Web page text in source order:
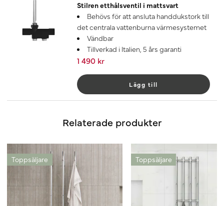
Stilren etthålsventil i mattsvart
Behövs för att ansluta handdukstork till
det centrala vattenburna värmesystemet
Vändbar
Tillverkad i Italien, 5 års garanti
1 490 kr
Lägg till
Relaterade produkter
Toppsäljare Toppsäljare